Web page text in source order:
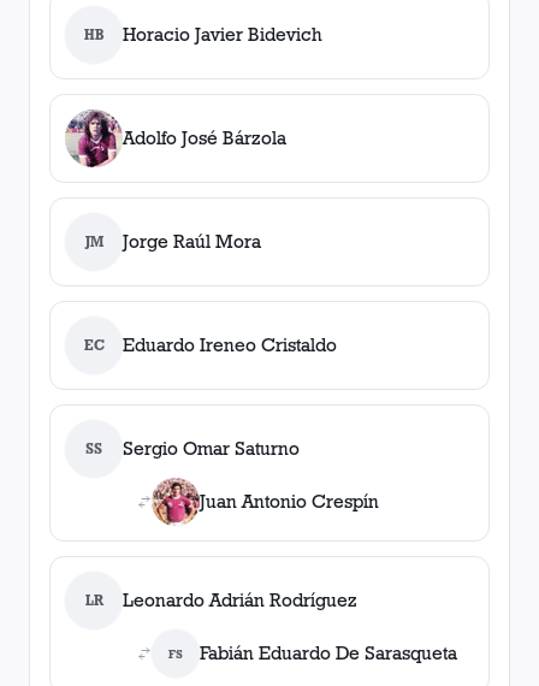
HB Horacio Javier Bidevich
Adolfo José Bárzola
JM Jorge Raúl Mora
EC Eduardo Ireneo Cristaldo
SS Sergio Omar Saturno
Juan Antonio Crespín
LR Leonardo Adrián Rodríguez
FS Fabián Eduardo De Sarasqueta